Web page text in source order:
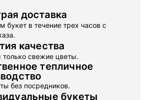
доставка
букет в течение трех часов с
качества
только свежие цветы.
тепличное
без посредников.
букеты